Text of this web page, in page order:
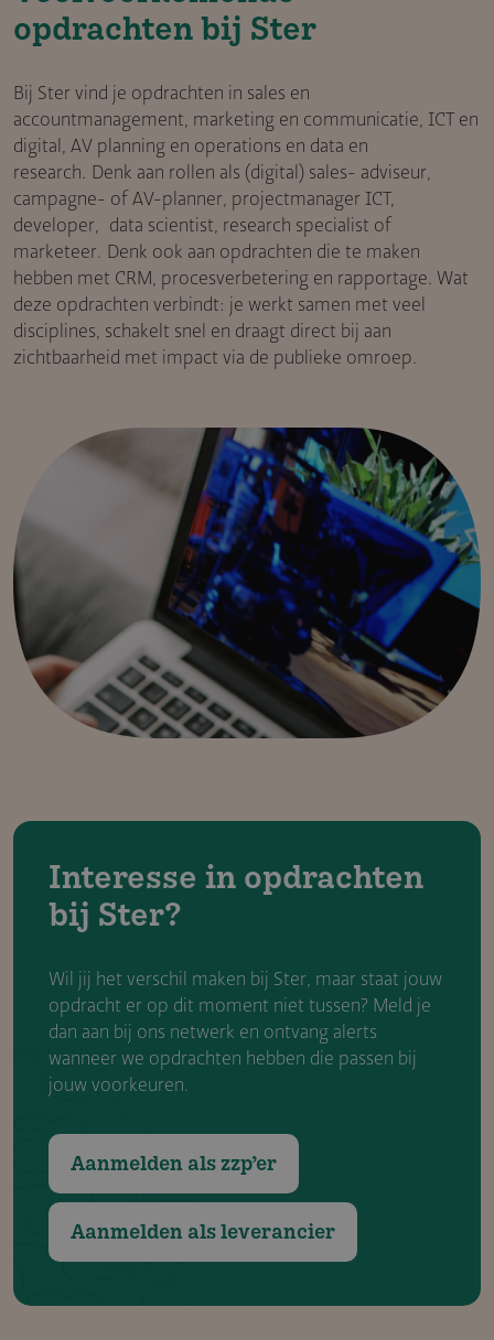
opdrachten bij Ster
Bij Ster vind je opdrachten in sales en
accountmanagement, marketing en communicatie, ICT en
digital, AV planning en operations en data en
research. Denk aan rollen als (digital) sales- adviseur,
campagne- of AV-planner, projectmanager ICT,
developer, data scientist, research specialist of
marketeer. Denk ook aan opdrachten die te maken
hebben met CRM, procesverbetering en rapportage. Wat
deze opdrachten verbindt: je werkt samen met veel
disciplines, schakelt snel en draagt direct bij aan
zichtbaarheid met impact via de publieke omroep.
Interesse in opdrachten
bij Ster?
Wil jij het verschil maken bij Ster, maar staat jouw
opdracht er op dit moment niet tussen? Meld je
dan aan bij ons netwerk en ontvang alerts
wanneer we opdrachten hebben die passen bij
jouw voorkeuren.
Aanmelden als zzp’er
Aanmelden als leverancier